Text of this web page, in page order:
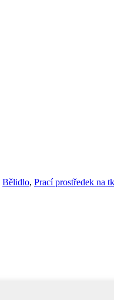
Bělidlo, Prací prostředek na